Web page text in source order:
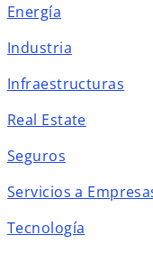
Energía
Industria
Infraestructuras
Real Estate
Seguros
Servicios a
Tecnología